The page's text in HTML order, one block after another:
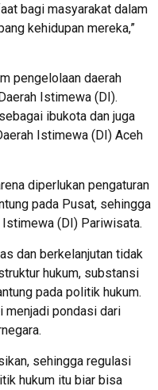
bagi masyarakat dalam
kehidupan mereka,”
pengelolaan daerah
Istimewa (DI).
ibukota dan juga
Istimewa (DI) Aceh
diperlukan pengaturan
pada Pusat, sehingga
(DI) Pariwisata.
dan berkelanjutan tidak
hukum, substansi
pada politik hukum.
menjadi pondasi dari
sehingga regulasi
hukum itu biar bisa